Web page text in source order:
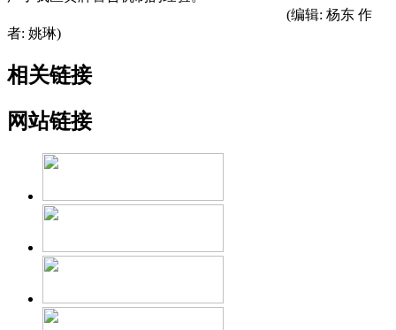
(编辑: 杨东 作
者: 姚琳)
相关链接
网站链接